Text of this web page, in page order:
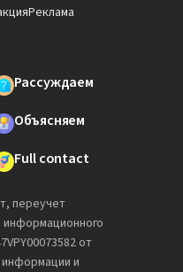
Реклама
Рассуждаем
Объясняем
Full contact
переучет
информационного
от
и